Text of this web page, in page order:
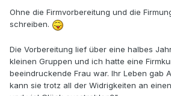
Ohne die Firmvorbereitung und die
schreiben.
Die Vorbereitung lief über eine halbes
kleinen Gruppen und ich hatte eine
beeindruckende Frau war. Ihr Leben gab
kann sie trotz all der Widrigkeiten an